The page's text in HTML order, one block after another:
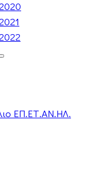
ΕΠ.ΕΤ.ΑΝ.ΗΛ.